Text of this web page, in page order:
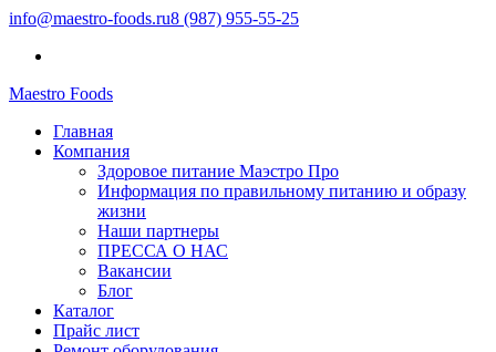
info@maestro-foods.ru8 (987) 955-55-25
Maestro Foods
Компания Маэстро
Симфония вкуса
Главная
Компания
Здоровое питание Маэстро Про
Информация по правильному питанию и образу
жизни
Наши партнеры
ПРЕССА О НАС
Вакансии
Блог
Каталог
Прайс лист